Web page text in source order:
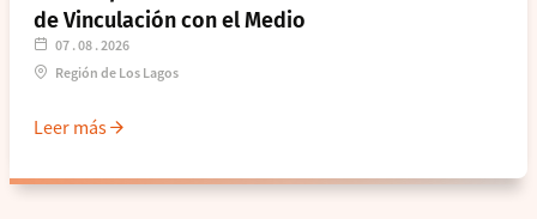
07 . 08 . 2026
Región de Los Lagos
de Vinculación con el Medio
Leer más